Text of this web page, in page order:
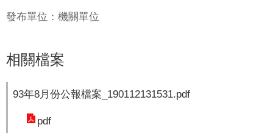
認
嘉
義
新
發布單位：機關單位
相關檔案
93年8月份公報檔案_190112131531.pdf
pdf